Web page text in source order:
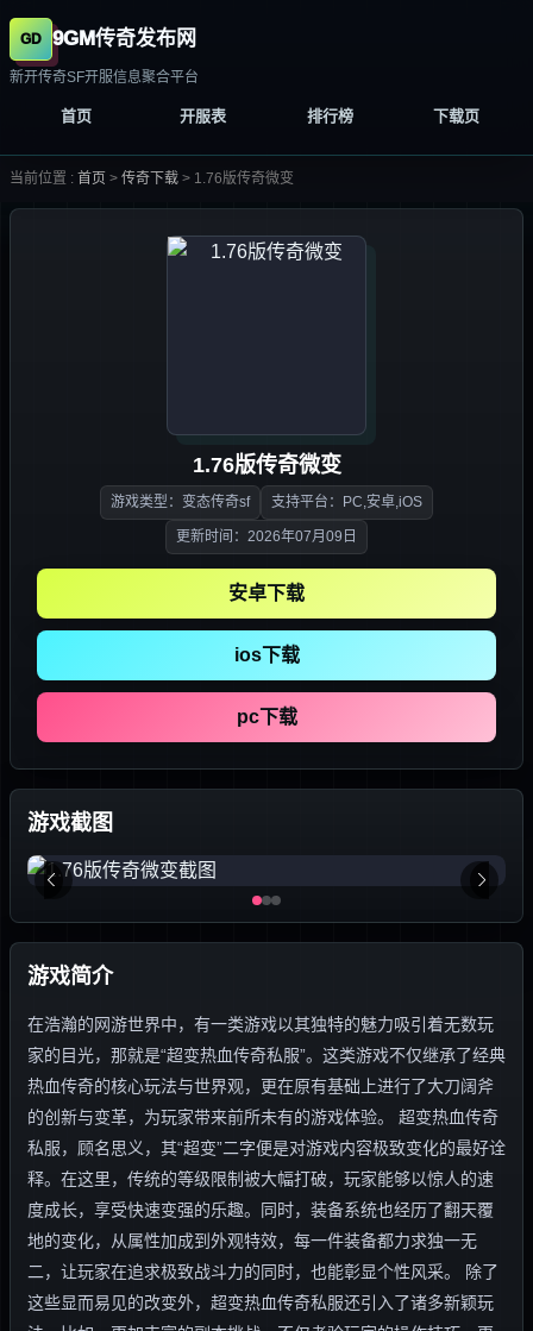
9GM传奇发布网
新开传奇SF开服信息聚合平台
首页 开服表 排行榜 下载页
当前位置 : 首页 > 传奇下载 > 1.76版传奇微变
1.76版传奇微变
游戏类型：变态传奇sf 支持平台：PC,安卓,iOS
更新时间：2026年07月09日
安卓下载
ios下载
pc下载
游戏截图
游戏简介
在浩瀚的网游世界中，有一类游戏以其独特的魅力吸引着无数玩
家的目光，那就是“超变热血传奇私服”。这类游戏不仅继承了经典
热血传奇的核心玩法与世界观，更在原有基础上进行了大刀阔斧
的创新与变革，为玩家带来前所未有的游戏体验。 超变热血传奇
私服，顾名思义，其“超变”二字便是对游戏内容极致变化的最好诠
释。在这里，传统的等级限制被大幅打破，玩家能够以惊人的速
度成长，享受快速变强的乐趣。同时，装备系统也经历了翻天覆
地的变化，从属性加成到外观特效，每一件装备都力求独一无
二，让玩家在追求极致战斗力的同时，也能彰显个性风采。 除了
这些显而易见的改变外，超变热血传奇私服还引入了诸多新颖玩